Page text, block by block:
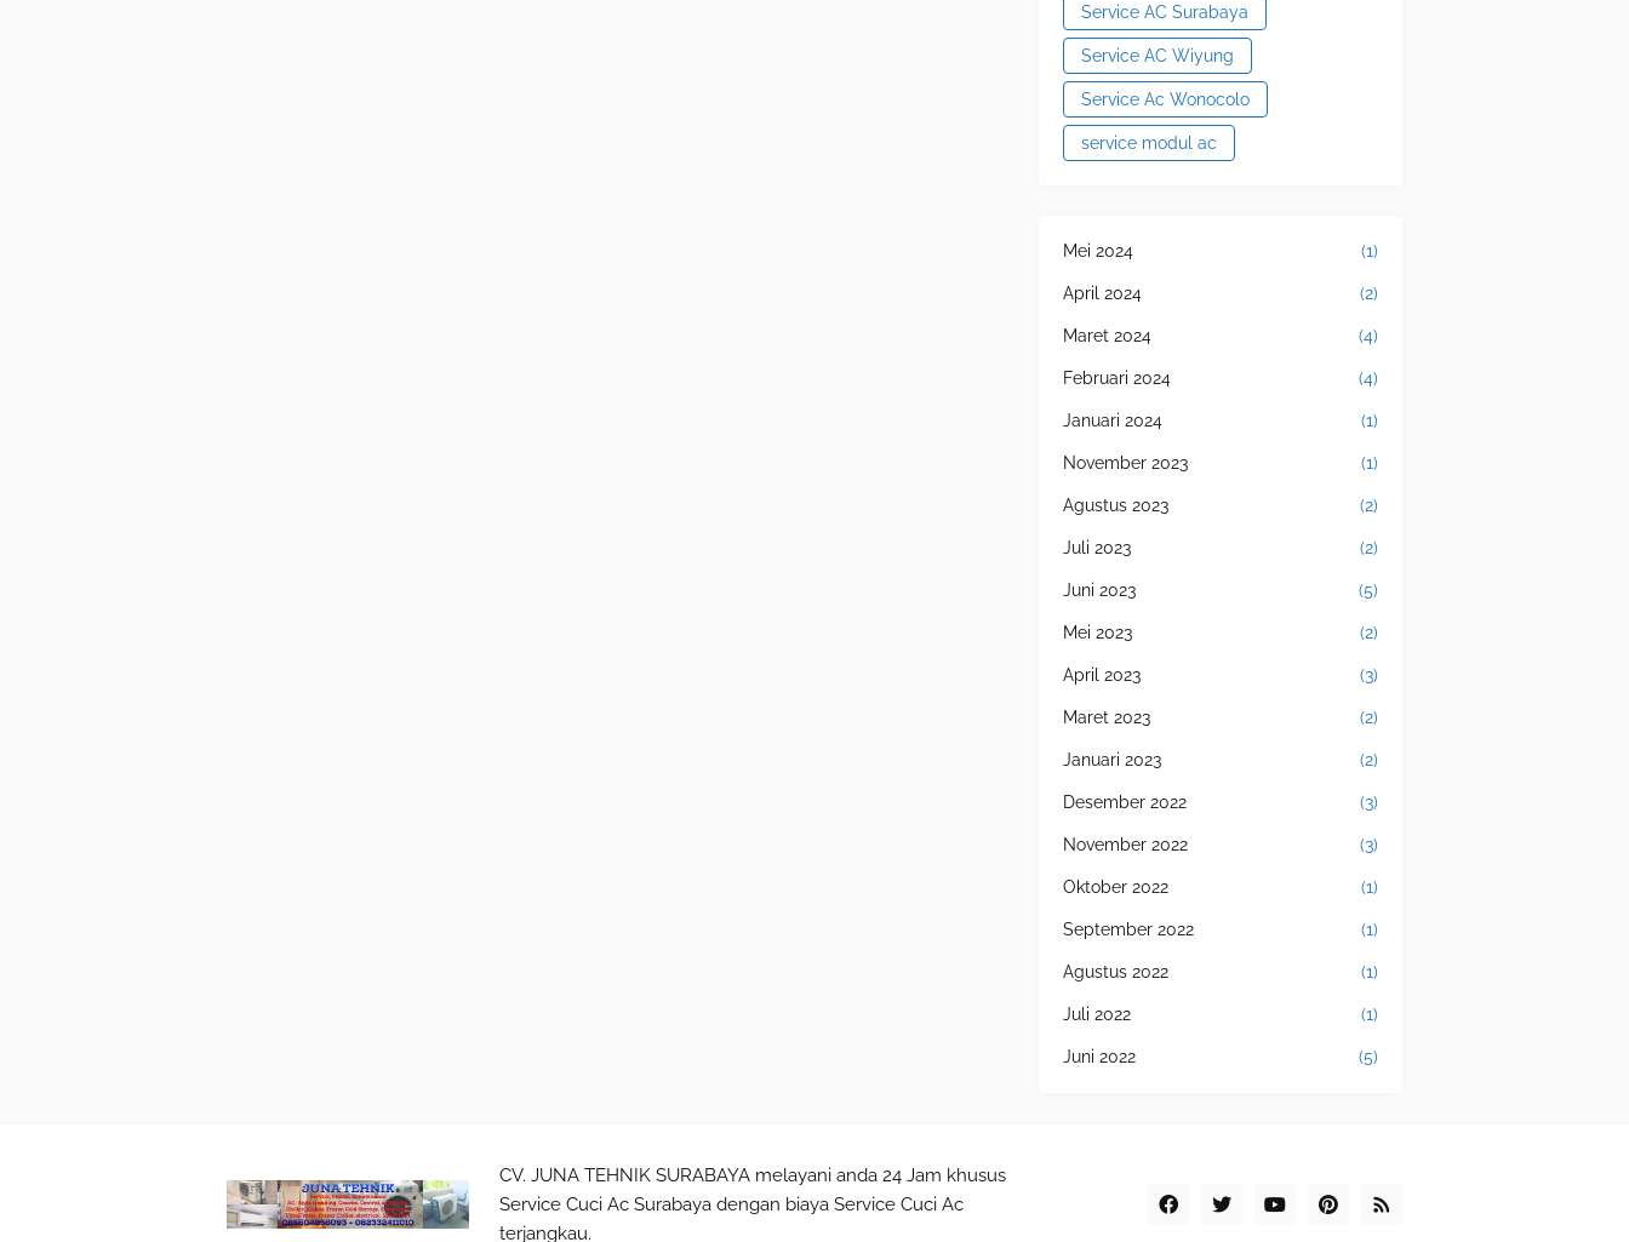
Service AC Surabaya
Service AC Wiyung
Service Ac Wonocolo
service modul ac
Mei 2024 (1)
April 2024 (2)
Maret 2024 (4)
Februari 2024 (4)
Januari 2024 (1)
November 2023 (1)
Agustus 2023 (2)
Juli 2023 (2)
Juni 2023 (5)
Mei 2023 (2)
April 2023 (3)
Maret 2023 (2)
Januari 2023 (2)
Desember 2022 (3)
November 2022 (3)
Oktober 2022 (1)
September 2022 (1)
Agustus 2022 (1)
Juli 2022 (1)
Juni 2022 (5)
CV. JUNA TEHNIK SURABAYA melayani anda 24 Jam khusus
Service Cuci Ac Surabaya dengan biaya Service Cuci Ac
terjangkau.